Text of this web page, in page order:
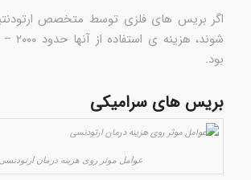
اگر بریس های فلزی توسط متخصص
بود.
بریس های سرامیکی
عوامل موثر روی هزینه درمان ارتودنسی